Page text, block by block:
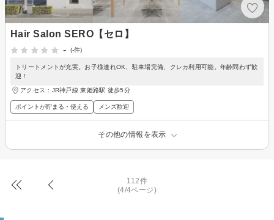
Hair Salon SERO【セロ】
-
(-件)
トリートメントが充実。お子様連れOK、駐車場完備、クレカ利用可能。年齢問わず歓
迎！
アクセス：JR神戸線 東姫路駅 徒歩5分
ポイントが貯まる・使える メンズ歓迎
その他の情報を表示
112件
(4/4ページ)